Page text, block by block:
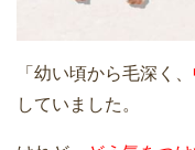
「幼い頃から毛深く、
していました。